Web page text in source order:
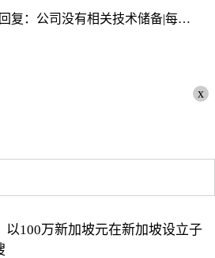
ST摩登董秘回复：公司没有相关技术储备|每日讯息
x
以100万新加坡元在新加坡设立子